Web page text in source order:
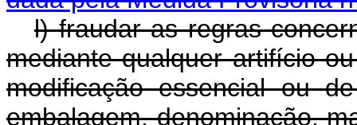
l) fraudar as regras
mediante qualquer artifício
modificação essencial ou
embalagem, denominação,